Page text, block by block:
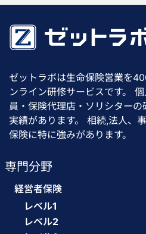
ゼットラボは生命保険営業を
ンライン研修サービスです。
員・保険代理店・ソリシター
実績があります。 相続,法人、
保険に特に強みがあります。
専門分野
経営者保険
レベル1
レベル2